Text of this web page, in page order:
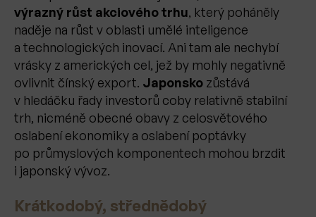
výrazný růst akciového trhu, který poháněly
naděje na růst v oblasti umělé inteligence
a technologických inovací. Ani tam ale nechybí
vrásky z amerických cel, jež by mohly negativně
ovlivnit čínský export. Japonsko zůstává
v hledáčku řady investorů coby relativně stabilní
trh, nicméně obecné obavy z celosvětového
oslabení ekonomiky a oslabení poptávky
po průmyslových komponentech mohou brzdit
i japonský vývoz.
Krátkodobý, střednědobý